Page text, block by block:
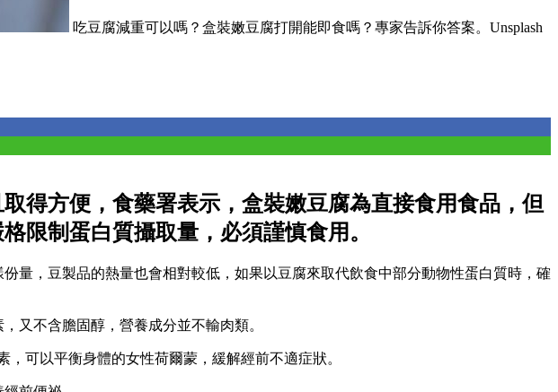
吃豆腐減重可以嗎？盒裝嫩豆腐打開能即食嗎？專家告訴你答案。Unsplash
得方便，食藥署表示，盒裝嫩豆腐為直接食用食品，但
限制蛋白質攝取量，必須謹慎食用。
量，豆製品的熱量也會相對較低，如果以豆腐來取代飲食中部分動物性蛋白質時，確
又不含膽固醇，營養成分並不輸肉類。
可以平衡身體的女性荷爾蒙，緩解經前不適症狀。